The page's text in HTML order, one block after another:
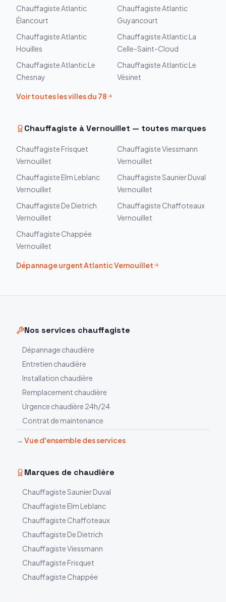
ChauffagisteAtlantic
Élancourt
ChauffagisteAtlantic
Guyancourt
ChauffagisteAtlantic
Houilles
ChauffagisteAtlanticLa
Celle-Saint-Cloud
ChauffagisteAtlanticLe
Chesnay
ChauffagisteAtlanticLe
Vésinet
Voir toutes les villes du 78
Chauffagiste àVernouillet — toutes marques
Chauffagiste Frisquet
Vernouillet
ChauffagisteViessmann
Vernouillet
Chauffagiste Elm Leblanc
Vernouillet
ChauffagisteSaunier Duval
Vernouillet
Chauffagiste De Dietrich
Vernouillet
Chauffagiste Chaffoteaux
Vernouillet
Chauffagiste Chappée
Vernouillet
Dépannage urgentAtlanticVernouillet
Nos services chauffagiste
Dépannage chaudière
Entretien chaudière
Installation chaudière
Remplacement chaudière
Urgence chaudière 24h/24
Contrat de maintenance
→ Vue d'ensemble des services
Marques de chaudière
ChauffagisteSaunier Duval
Chauffagiste Elm Leblanc
Chauffagiste Chaffoteaux
Chauffagiste De Dietrich
ChauffagisteViessmann
Chauffagiste Frisquet
Chauffagiste Chappée